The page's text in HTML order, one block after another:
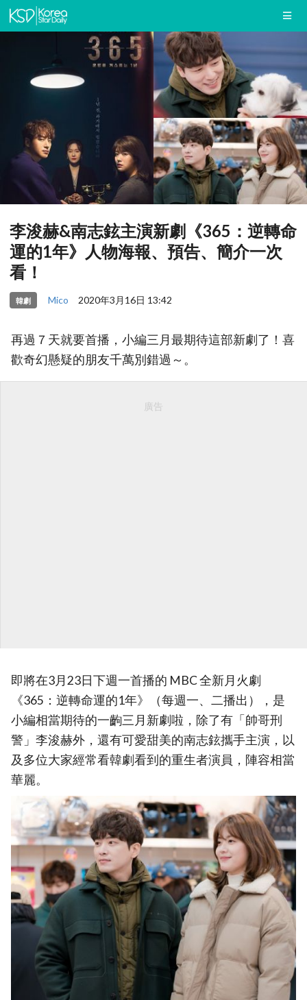
李浚赫&南志鉉主演新劇《365：逆轉命
運的1年》人物海報、預告、簡介一次
看！
韓劇 Mico 2020年3月16日 13:42
再過７天就要首播，小編三月最期待這部新劇了！喜
歡奇幻懸疑的朋友千萬別錯過～。
廣告
即將在3月23日下週一首播的 MBC 全新月火劇
《365：逆轉命運的1年》（每週一、二播出），是
小編相當期待的一齣三月新劇啦，除了有「帥哥刑
警」李浚赫外，還有可愛甜美的南志鉉攜手主演，以
及多位大家經常看韓劇看到的重生者演員，陣容相當
華麗。